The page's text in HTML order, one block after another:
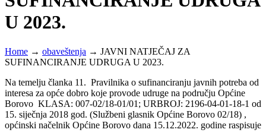
U 2023.
Home → obaveštenja → JAVNI NATJEČAJ ZA
SUFINANCIRANJE UDRUGA U 2023.
Na temelju članka 11. Pravilnika o sufinanciranju javnih potreba od
interesa za opće dobro koje provode udruge na području Općine
Borovo KLASA: 007-02/18-01/01; URBROJ: 2196-04-01-18-1 od
15. siječnja 2018 god. (Službeni glasnik Općine Borovo 02/18) ,
općinski načelnik Općine Borovo dana 15.12.2022. godine raspisuje